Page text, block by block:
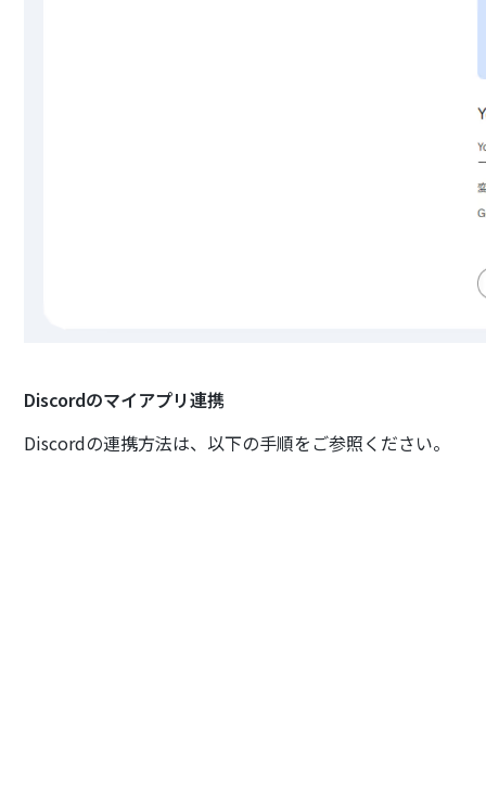
Discordのマイアプリ連携
Discordの連携方法は、以下の手順をご参照ください。